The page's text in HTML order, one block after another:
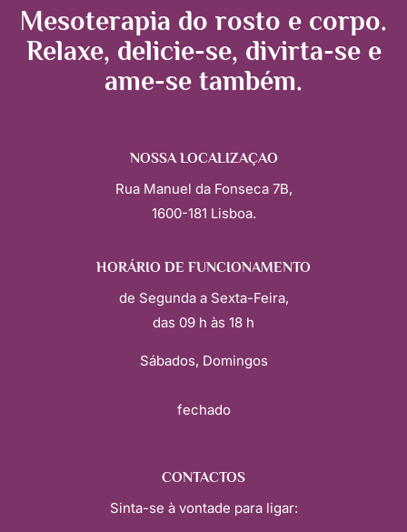
Mesoterapia do rosto e corpo.
Relaxe, delicie-se, divirta-se e
ame-se também.
NOSSA LOCALIZAÇÃO
Rua Manuel da Fonseca 7B,
1600-181 Lisboa.
HORÁRIO DE FUNCIONAMENTO
de Segunda a Sexta-Feira,
das 09 h às 18 h
Sábados, Domingos
fechado
CONTACTOS
Sinta-se à vontade para ligar: